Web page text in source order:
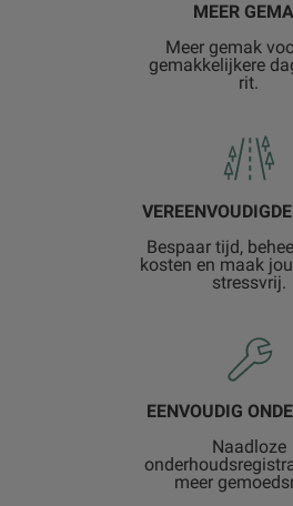
MEER
Meer gemak
gemakkelijkere
rit.
Bespaar tijd,
kosten en maak
stressvrij.
EENVOUDIG
Naadloze
meer